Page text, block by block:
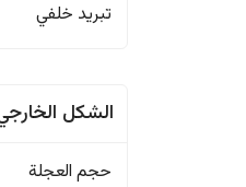
تبريد خلفي
الشكل
حجم العجلة